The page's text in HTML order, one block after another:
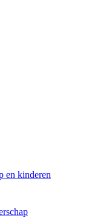
en kinderen